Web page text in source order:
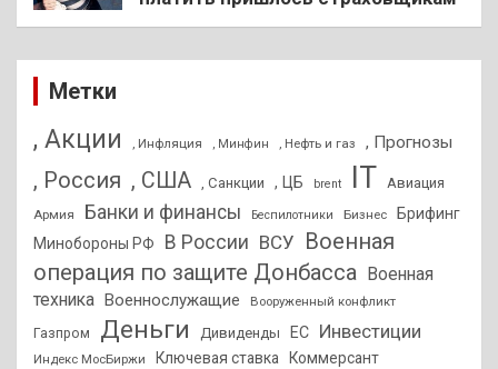
Метки
, Акции , Инфляция , Минфин , Нефть и газ , Прогнозы
, Россия , США , Санкции , ЦБ brent IT Авиация
Армия Банки и финансы Беспилотники Бизнес
Брифинг
Минобороны РФ
В России ВСУ Военная
операция по защите Донбасса
Военная
техника
Военнослужащие Вооруженный конфликт
Газпром Деньги Дивиденды ЕС Инвестиции
Индекс МосБиржи Ключевая ставка Коммерсант